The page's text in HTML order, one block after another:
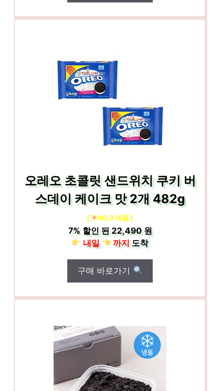
오레오 초콜릿 샌드위치 쿠키 버
스데이 케이크 맛 2개 482g
[ NO.3 제품 ]
7%할인 된22,490 원
내일
까지도착
구매 바로가기